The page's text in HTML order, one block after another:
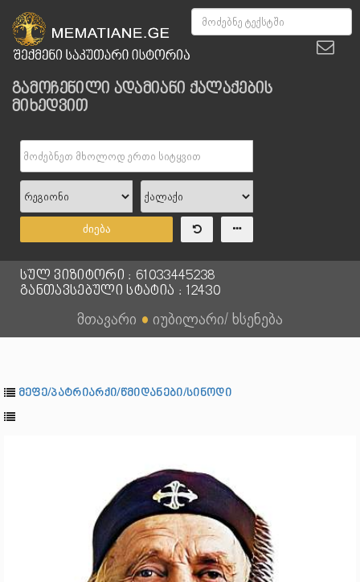
გამოჩენილი ადამიანი ქალაქების
მიხედვით
ძიება
სულ ვიზიტორი : 61033445238
განთავსებული სტატია : 12430
მთავარი ● იუბილარი/ ხსენება
მეფე/პატრიარქი/წმიდანები/სინოდი